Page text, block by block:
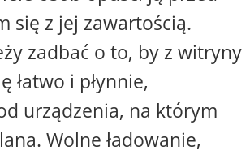
się z jej zawartością.
zadbać o to, by z witryny
łatwo i płynnie,
urządzenia, na którym
Wolne ładowanie,